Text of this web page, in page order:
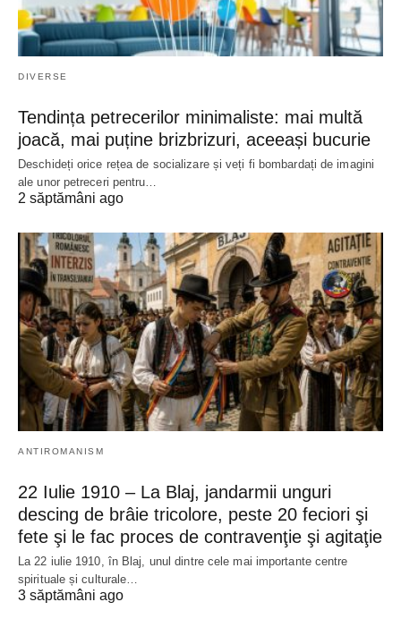
DIVERSE
Tendința petrecerilor minimaliste: mai multă
joacă, mai puține brizbrizuri, aceeași bucurie
Deschideți orice rețea de socializare și veți fi bombardați de imagini
ale unor petreceri pentru…
2 săptămâni ago
ANTIROMANISM
22 Iulie 1910 – La Blaj, jandarmii unguri
descing de brâie tricolore, peste 20 feciori şi
fete şi le fac proces de contravenţie şi agitaţie
La 22 iulie 1910, în Blaj, unul dintre cele mai importante centre
spirituale și culturale…
3 săptămâni ago